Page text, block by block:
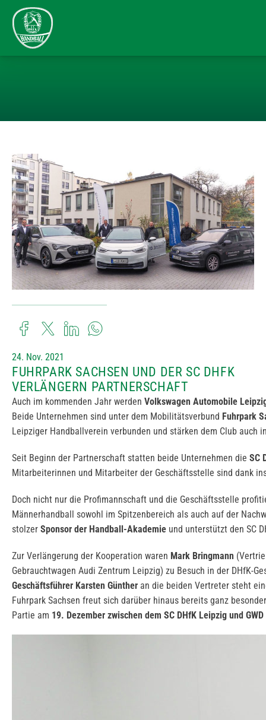
24. Nov. 2021
FUHRPARK SACHSEN UND DER SC DHFK
VERLÄNGERN PARTNERSCHAFT
Auch im kommenden Jahr werden Volkswagen Automobile
Beide Unternehmen sind unter dem Mobilitätsverbund Fuhrpark
Leipziger Handballverein verbunden und stärken dem Club auch
Seit Beginn der Partnerschaft statten beide Unternehmen die SC
Mitarbeiterinnen und Mitarbeiter der Geschäftsstelle sind dank
Doch nicht nur die Profimannschaft und die Geschäftsstelle
Männerhandball sowohl im Spitzenbereich als auch auf der
stolzer Sponsor der Handball-Akademie und unterstützt den SC
Zur Verlängerung der Kooperation waren Mark Bringmann
Gebrauchtwagen Audi Zentrum Leipzig) zu Besuch in der DHfK-
Geschäftsführer Karsten Günther an die beiden Vertreter steht
Fuhrpark Sachsen freut sich darüber hinaus bereits ganz
Partie am 19. Dezember zwischen dem SC DHfK Leipzig und